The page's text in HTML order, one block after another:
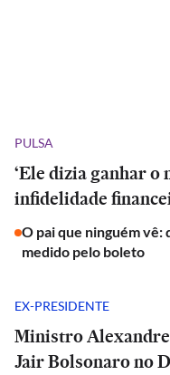
PULSA
‘Ele dizia ganhar o
infidelidade
O pai que ninguém vê:
medido pelo boleto
EX-PRESIDENTE
Ministro Alexandre
Jair Bolsonaro no